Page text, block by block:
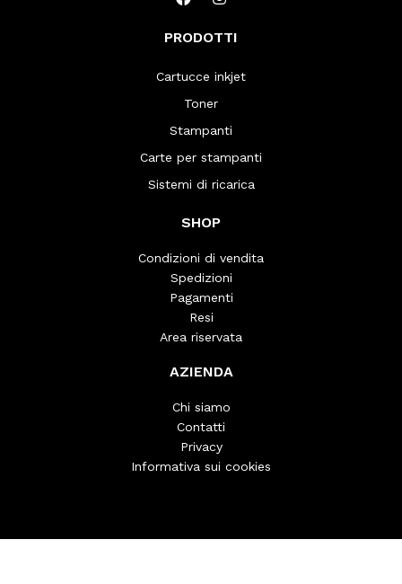
PRODOTTI
Cartucce inkjet
Toner
Stampanti
Carte per stampanti
Sistemi di ricarica
SHOP
Condizioni di vendita
Spedizioni
Pagamenti
Resi
Area riservata
AZIENDA
Chi siamo
Contatti
Privacy
Informativa sui cookies